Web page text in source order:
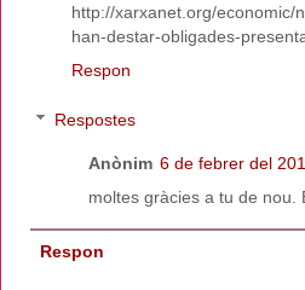
http://xarxanet.org/economic/
han-destar-obligades-
Respon
Respostes
Anònim 6 de febrer del
moltes gràcies a tu de nou.
Respon